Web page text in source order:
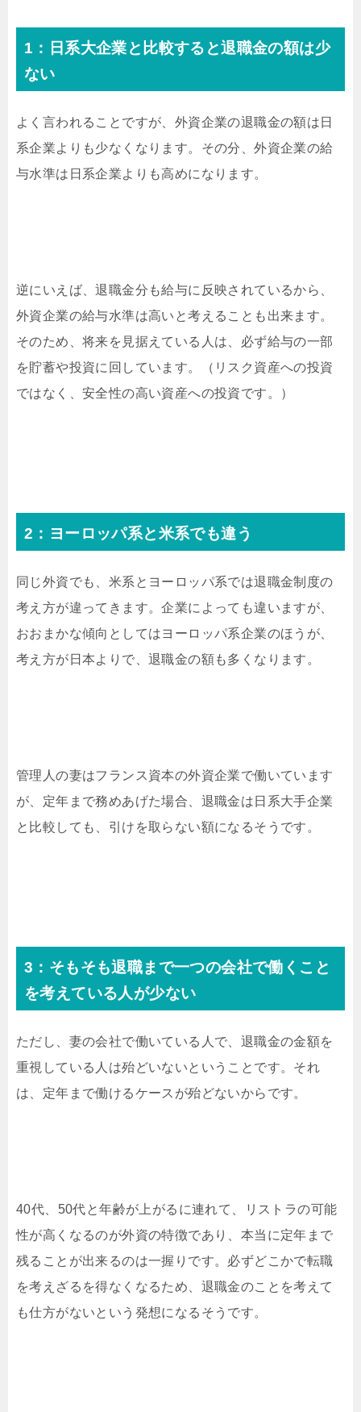
1：日系大企業と比較すると退職金の額は少
ない
よく言われることですが、外資企業の退職金の額は日
系企業よりも少なくなります。その分、外資企業の給
与水準は日系企業よりも高めになります。
逆にいえば、退職金分も給与に反映されているから、
外資企業の給与水準は高いと考えることも出来ます。
そのため、将来を見据えている人は、必ず給与の一部
を貯蓄や投資に回しています。（リスク資産への投資
ではなく、安全性の高い資産への投資です。）
2：ヨーロッパ系と米系でも違う
同じ外資でも、米系とヨーロッパ系では退職金制度の
考え方が違ってきます。企業によっても違いますが、
おおまかな傾向としてはヨーロッパ系企業のほうが、
考え方が日本よりで、退職金の額も多くなります。
管理人の妻はフランス資本の外資企業で働いています
が、定年まで務めあげた場合、退職金は日系大手企業
と比較しても、引けを取らない額になるそうです。
3：そもそも退職まで一つの会社で働くこと
を考えている人が少ない
ただし、妻の会社で働いている人で、退職金の金額を
重視している人は殆どいないということです。それ
は、定年まで働けるケースが殆どないからです。
40代、50代と年齢が上がるに連れて、リストラの可能
性が高くなるのが外資の特徴であり、本当に定年まで
残ることが出来るのは一握りです。必ずどこかで転職
を考えざるを得なくなるため、退職金のことを考えて
も仕方がないという発想になるそうです。